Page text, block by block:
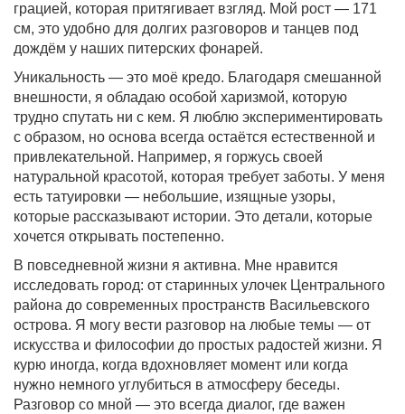
грацией, которая притягивает взгляд. Мой рост — 171
см, это удобно для долгих разговоров и танцев под
дождём у наших питерских фонарей.
Уникальность — это моё кредо. Благодаря смешанной
внешности, я обладаю особой харизмой, которую
трудно спутать ни с кем. Я люблю экспериментировать
с образом, но основа всегда остаётся естественной и
привлекательной. Например, я горжусь своей
натуральной красотой, которая требует заботы. У меня
есть татуировки — небольшие, изящные узоры,
которые рассказывают истории. Это детали, которые
хочется открывать постепенно.
В повседневной жизни я активна. Мне нравится
исследовать город: от старинных улочек Центрального
района до современных пространств Васильевского
острова. Я могу вести разговор на любые темы — от
искусства и философии до простых радостей жизни. Я
курю иногда, когда вдохновляет момент или когда
нужно немного углубиться в атмосферу беседы.
Разговор со мной — это всегда диалог, где важен